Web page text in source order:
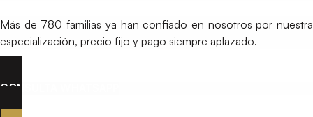
Más de 780 familias ya han confiado en nosotros por nuestra
especialización, precio fijo y pago siempre aplazado.
CONSULTA WHATSAPP